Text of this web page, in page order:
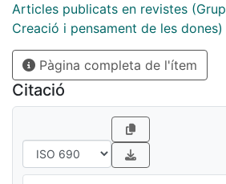
Articles publicats en revistes
Creació i pensament de les dones)
Pàgina completa de l'ítem
Citació